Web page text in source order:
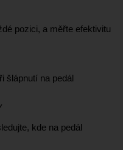
pozici, a měřte efektivitu
šlápnutí na pedál
kde na pedál